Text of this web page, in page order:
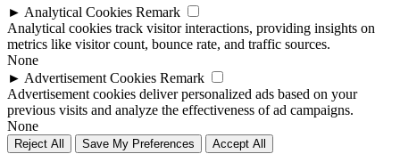
► Analytical Cookies Remark
Analytical cookies track visitor interactions, providing insights on
metrics like visitor count, bounce rate, and traffic sources.
None
► Advertisement Cookies Remark
Advertisement cookies deliver personalized ads based on your
previous visits and analyze the effectiveness of ad campaigns.
None
Reject All Save My Preferences Accept All